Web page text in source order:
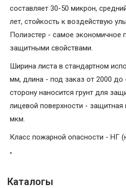
составляет 30-50 микрон,
лет, стойкость к воздействую
Полиэстер - самое экономичное
защитными свойствами.
Ширина листа в стандартном
мм, длина - под заказ от 2000
сторону наносится грунт для
лицевой поверхности -
мкм.
Класс пожарной опасности - НГ
"
Каталогы